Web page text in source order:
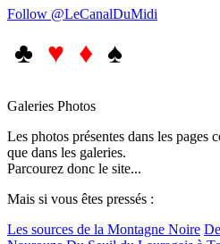
Follow @LeCanalDuMidi
♣ ♥ ♦ ♠
Galeries Photos
Les photos présentes dans les pages
que dans les galeries.
Parcourez donc le site...
Mais si vous êtes pressés :
Les sources de la Montagne Noire